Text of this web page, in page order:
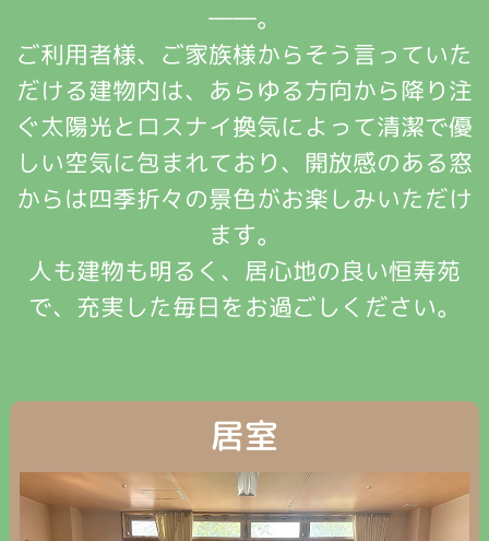
――。
ご利用者様、ご家族様からそう言っていた
だける建物内は、あらゆる方向から降り注
ぐ太陽光とロスナイ換気によって清潔で優
しい空気に包まれており、開放感のある窓
からは四季折々の景色がお楽しみいただけ
ます。
人も建物も明るく、居心地の良い恒寿苑
で、充実した毎日をお過ごしください。
居室